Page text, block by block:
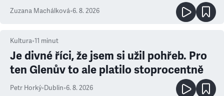
Zuzana Machálková•6. 8. 2026
Kultura•11 minut
Je divné říci, že jsem si užil pohřeb. Pro
ten Glenův to ale platilo stoprocentně
Petr Horký•Dublin•6. 8. 2026